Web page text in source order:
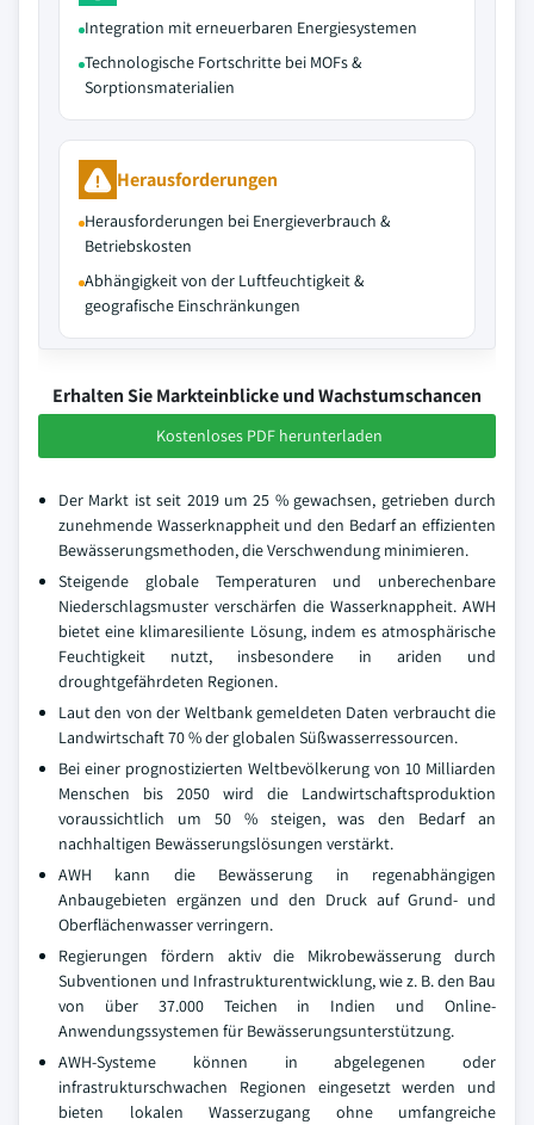
Integration mit erneuerbaren Energiesystemen
Technologische Fortschritte bei MOFs &
Sorptionsmaterialien
Herausforderungen
Herausforderungen bei Energieverbrauch &
Betriebskosten
Abhängigkeit von der Luftfeuchtigkeit &
geografische Einschränkungen
Erhalten Sie Markteinblicke und Wachstumschancen
Kostenloses PDF herunterladen
Der Markt ist seit 2019 um 25 % gewachsen, getrieben durch
zunehmende Wasserknappheit und den Bedarf an effizienten
Bewässerungsmethoden, die Verschwendung minimieren.
Steigende globale Temperaturen und unberechenbare
Niederschlagsmuster verschärfen die Wasserknappheit. AWH
bietet eine klimaresiliente Lösung, indem es atmosphärische
Feuchtigkeit nutzt, insbesondere in ariden und
droughtgefährdeten Regionen.
Laut den von der Weltbank gemeldeten Daten verbraucht die
Landwirtschaft 70 % der globalen Süßwasserressourcen.
Bei einer prognostizierten Weltbevölkerung von 10 Milliarden
Menschen bis 2050 wird die Landwirtschaftsproduktion
voraussichtlich um 50 % steigen, was den Bedarf an
nachhaltigen Bewässerungslösungen verstärkt.
AWH kann die Bewässerung in regenabhängigen
Anbaugebieten ergänzen und den Druck auf Grund- und
Oberflächenwasser verringern.
Regierungen fördern aktiv die Mikrobewässerung durch
Subventionen und Infrastrukturentwicklung, wie z. B. den Bau
von über 37.000 Teichen in Indien und Online-
Anwendungssystemen für Bewässerungsunterstützung.
AWH-Systeme können in abgelegenen oder
infrastrukturschwachen Regionen eingesetzt werden und
bieten lokalen Wasserzugang ohne umfangreiche